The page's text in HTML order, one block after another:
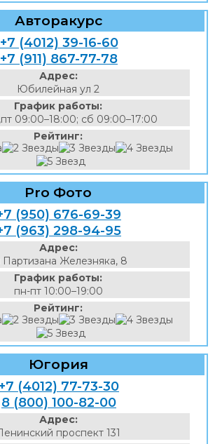
Авторакурс
+7 (4012) 39-16-60
+7 (911) 867-77-78
Адрес:
Юбилейная ул 2
График работы:
09:00–18:00; сб 09:00–17:00
Рейтинг:
Pro Фото
(950) 676-69-39
(963) 298-94-95
Адрес:
Партизана Железняка, 8
График работы:
пн-пт 10:00–19:00
Рейтинг:
Югория
+7 (4012) 77-73-30
8 (800) 100-82-00
Адрес:
проспект 131